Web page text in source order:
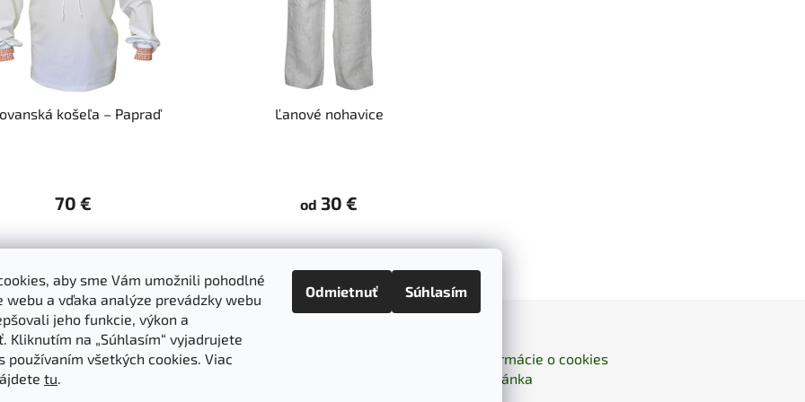
aby sme Vám umožnili pohodlné
webu a vďaka analýze prevádzky webu
jeho funkcie, výkon a
Kliknutím na „Súhlasím“ vyjadrujete
používaním všetkých cookies. Viac
tu.
Odmietnuť Súhlasím
košeľa – Papraď
70 €
Ľanové nohavice
od 30 €
bez vreciek s vreckami
Obchodné podmienky Ochrana osobných údajov
Informácie o cookies
výrobkov
MIREA - domovská stránka